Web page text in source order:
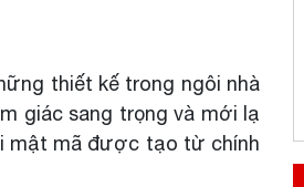
thiết kế trong ngôi nhà
giác sang trọng và mới lạ
mật mã được tạo từ chính